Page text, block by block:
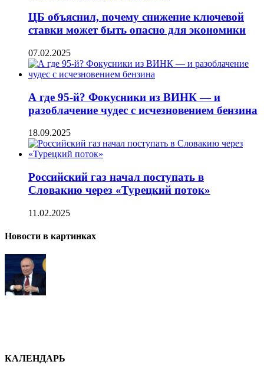
ЦБ объяснил, почему снижение ключевой
ставки может быть опасно для экономики
07.02.2025
А где 95-й? Фокусники из ВИНК — и
разоблачение чудес с исчезновением бензина
18.09.2025
Российский газ начал поступать в
Словакию через «Турецкий поток»
11.02.2025
Новости в картинках
КАЛЕНДАРЬ